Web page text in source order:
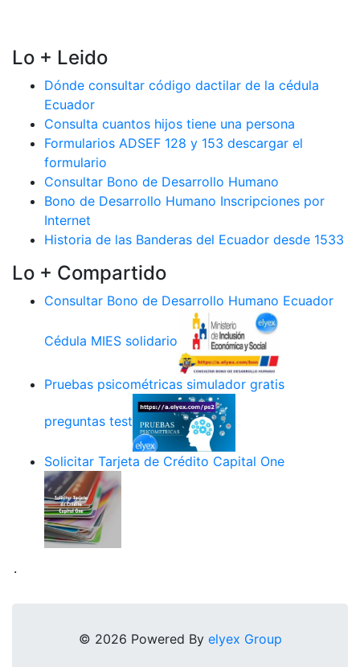
Lo + Leido
Dónde consultar código dactilar de la cédula
Ecuador
Consulta cuantos hijos tiene una persona
Formularios ADSEF 128 y 153 descargar el
formulario
Consultar Bono de Desarrollo Humano
Bono de Desarrollo Humano Inscripciones por
Internet
Historia de las Banderas del Ecuador desde 1533
Lo + Compartido
Consultar Bono de Desarrollo Humano Ecuador
Cédula MIES solidario
Pruebas psicométricas simulador gratis
preguntas test
Solicitar Tarjeta de Crédito Capital One
.
© 2026 Powered By elyex Group